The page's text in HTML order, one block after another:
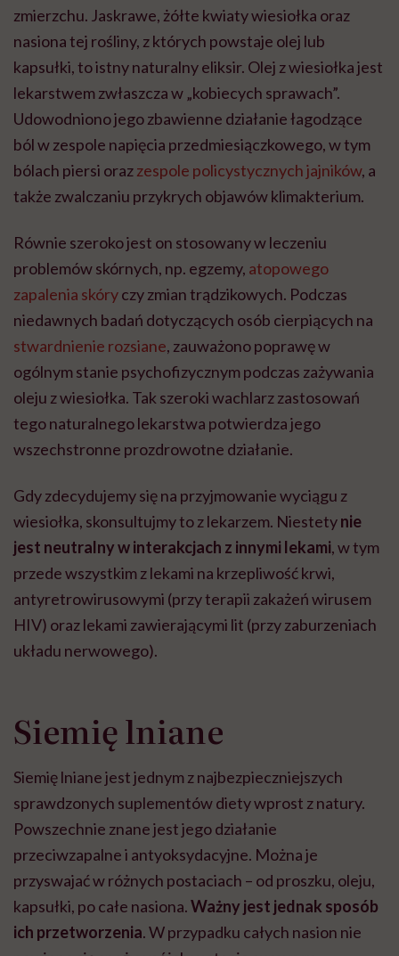
zmierzchu. Jaskrawe, żółte kwiaty wiesiołka oraz
nasiona tej rośliny, z których powstaje olej lub
kapsułki, to istny naturalny eliksir. Olej z wiesiołka jest
lekarstwem zwłaszcza w „kobiecych sprawach”.
Udowodniono jego zbawienne działanie łagodzące
ból w zespole napięcia przedmiesiączkowego, w tym
bólach piersi orazzespole policystycznych jajników, a
także zwalczaniu przykrych objawów klimakterium.
Równie szeroko jest on stosowany w leczeniu
problemów skórnych, np. egzemy, atopowego
zapalenia skóryczy zmian trądzikowych. Podczas
niedawnych badań dotyczących osób cierpiących na
stwardnienie rozsiane, zauważono poprawę w
ogólnym stanie psychofizycznym podczas zażywania
oleju z wiesiołka. Tak szeroki wachlarz zastosowań
tego naturalnego lekarstwa potwierdza jego
wszechstronne prozdrowotne działanie.
Gdy zdecydujemy się na przyjmowanie wyciągu z
wiesiołka, skonsultujmy to z lekarzem. Niestetynie
jest neutralny w interakcjach z innymi lekami, w tym
przede wszystkim z lekami na krzepliwość krwi,
antyretrowirusowymi (przy terapii zakażeń wirusem
HIV) oraz lekami zawierającymi lit (przy zaburzeniach
układu nerwowego).
Siemię lniane
Siemię lniane jest jednym z najbezpieczniejszych
sprawdzonych suplementów diety wprost z natury.
Powszechnie znane jest jego działanie
przeciwzapalne i antyoksydacyjne. Można je
przyswajać w różnych postaciach – od proszku, oleju,
kapsułki, po całe nasiona.Ważny jest jednak sposób
ich przetworzenia. W przypadku całych nasion nie